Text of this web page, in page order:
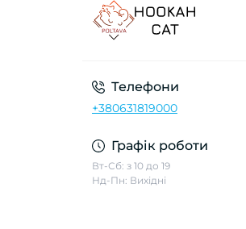
Телефони
+380631819000
Графік роботи
Вт-Сб: з 10 до 19
Нд-Пн: Вихідні